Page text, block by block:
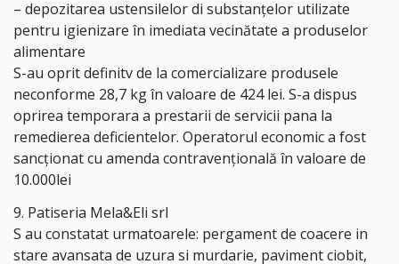
– depozitarea ustensilelor di substanțelor utilizate
pentru igienizare în imediata vecinătate a produselor
alimentare
S-au oprit definitv de la comercializare produsele
neconforme 28,7 kg în valoare de 424 lei. S-a dispus
oprirea temporara a prestarii de servicii pana la
remedierea deficientelor. Operatorul economic a fost
sancționat cu amenda contravențională în valoare de
10.000lei
9. Patiseria Mela&Eli srl
S au constatat urmatoarele: pergament de coacere in
stare avansata de uzura si murdarie, paviment ciobit,